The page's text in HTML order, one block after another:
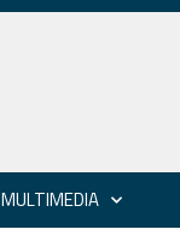
MULTIMEDIA